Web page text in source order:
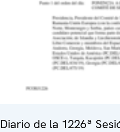
Diario de la 1226ª